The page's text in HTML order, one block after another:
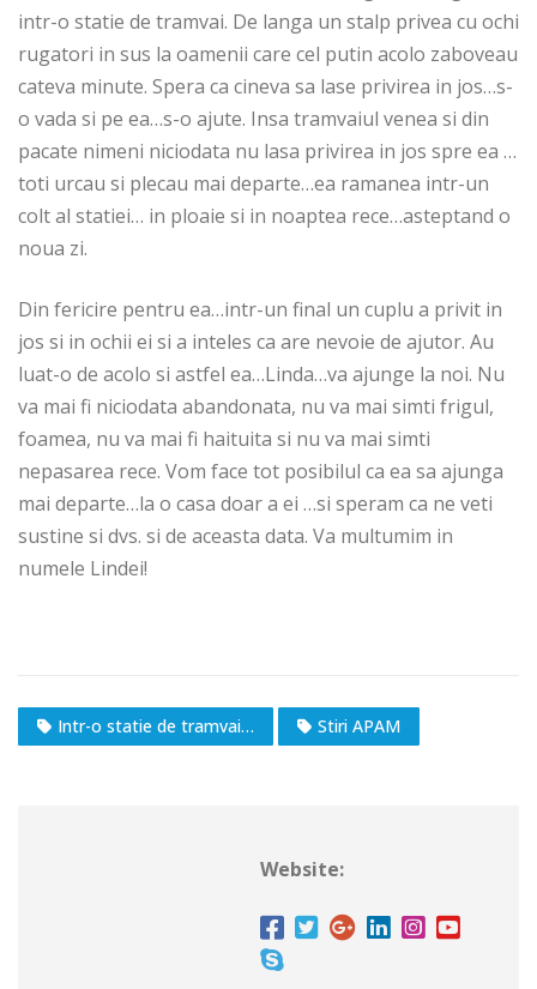
intr-o statie de tramvai. De langa un stalp privea cu ochi
rugatori in sus la oamenii care cel putin acolo zaboveau
cateva minute. Spera ca cineva sa lase privirea in jos…s-
o vada si pe ea…s-o ajute. Insa tramvaiul venea si din
pacate nimeni niciodata nu lasa privirea in jos spre ea …
toti urcau si plecau mai departe…ea ramanea intr-un
colt al statiei… in ploaie si in noaptea rece…asteptand o
noua zi.
Din fericire pentru ea…intr-un final un cuplu a privit in
jos si in ochii ei si a inteles ca are nevoie de ajutor. Au
luat-o de acolo si astfel ea…Linda…va ajunge la noi. Nu
va mai fi niciodata abandonata, nu va mai simti frigul,
foamea, nu va mai fi haituita si nu va mai simti
nepasarea rece. Vom face tot posibilul ca ea sa ajunga
mai departe…la o casa doar a ei …si speram ca ne veti
sustine si dvs. si de aceasta data. Va multumim in
numele Lindei!
Intr-o statie de tramvai… Stiri APAM
Website: